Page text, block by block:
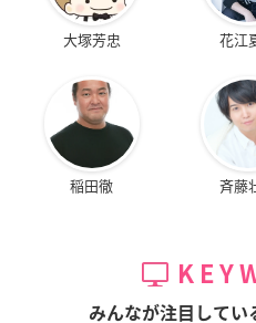
大塚芳忠 花江
稲田徹 斉藤
みんなが注目してい